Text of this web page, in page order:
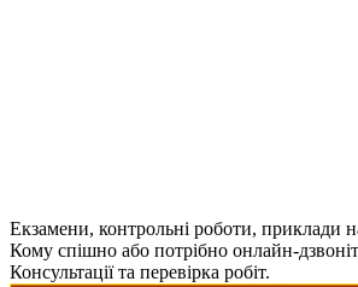
Екзамени, контрольні роботи, приклади
Кому спішно або потрібно онлайн-
Консультації та перевірка робіт.